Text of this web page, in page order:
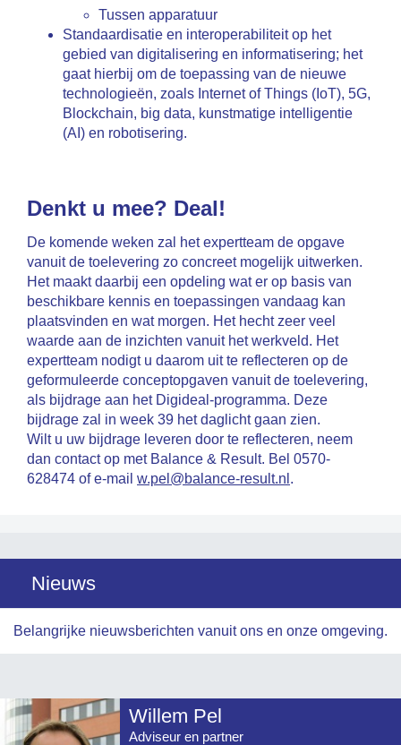
Tussen apparatuur
Standaardisatie en interoperabiliteit op het
gebied van digitalisering en informatisering; het
gaat hierbij om de toepassing van de nieuwe
technologieën, zoals Internet of Things (IoT), 5G,
Blockchain, big data, kunstmatige intelligentie
(AI) en robotisering.
Denkt u mee? Deal!
De komende weken zal het expertteam de opgave
vanuit de toelevering zo concreet mogelijk uitwerken.
Het maakt daarbij een opdeling wat er op basis van
beschikbare kennis en toepassingen vandaag kan
plaatsvinden en wat morgen. Het hecht zeer veel
waarde aan de inzichten vanuit het werkveld. Het
expertteam nodigt u daarom uit te reflecteren op de
geformuleerde conceptopgaven vanuit de toelevering,
als bijdrage aan het Digideal-programma. Deze
bijdrage zal in week 39 het daglicht gaan zien.
Wilt u uw bijdrage leveren door te reflecteren, neem
dan contact op met Balance & Result. Bel 0570-
628474 of e-mail w.pel@balance-result.nl .
Nieuws
Belangrijke nieuwsberichten vanuit ons en onze omgeving.
Willem Pel
Adviseur en partner